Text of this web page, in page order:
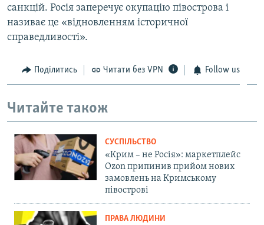
санкцій. Росія заперечує окупацію півострова і
називає це «відновленням історичної
справедливості».
Поділитись Читати без VPN Follow us
Читайте також
СУСПІЛЬСТВО
«Крим – не Росія»: маркетплейс
Ozon припинив прийом нових
замовлень на Кримському
півострові
ПРАВА ЛЮДИНИ